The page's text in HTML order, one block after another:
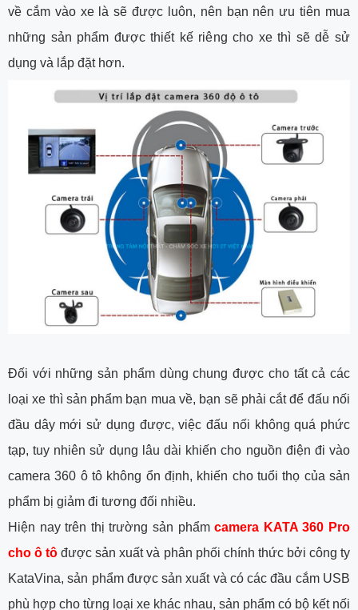
về cắm vào xe là sẽ được luôn, nên bạn nên ưu tiên mua
những sản phẩm được thiết kế riêng cho xe thì sẽ dễ sử
dụng và lắp đặt hơn.
Đối với những sản phẩm dùng chung được cho tất cả các
loại xe thì sản phẩm bạn mua về, bạn sẽ phải cắt để đấu nối
đầu dây mới sử dụng được, việc đấu nối không quá phức
tạp, tuy nhiên sử dụng lâu dài khiến cho nguồn điện đi vào
camera 360 ô tô không ổn định, khiến cho tuổi thọ của sản
phẩm bị giảm đi tương đối nhiều.
Hiện nay trên thị trường sản phẩmcamera KATA 360 Pro
cho ô tô được sản xuất và phân phối chính thức bởi công ty
KataVina, sản phẩm được sản xuất và có các đầu cắm USB
phù hợp cho từng loại xe khác nhau, sản phẩm có bộ kết nối